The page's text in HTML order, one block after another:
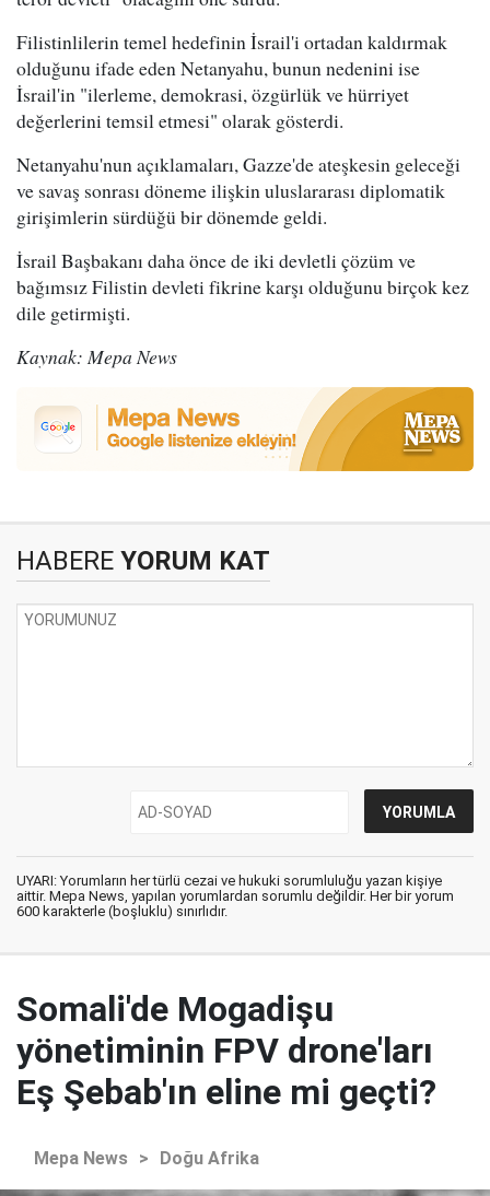
Filistinlilerin temel hedefinin İsrail'i ortadan kaldırmak
olduğunu ifade eden Netanyahu, bunun nedenini ise
İsrail'in "ilerleme, demokrasi, özgürlük ve hürriyet
değerlerini temsil etmesi" olarak gösterdi.
Netanyahu'nun açıklamaları, Gazze'de ateşkesin geleceği
ve savaş sonrası döneme ilişkin uluslararası diplomatik
girişimlerin sürdüğü bir dönemde geldi.
İsrail Başbakanı daha önce de iki devletli çözüm ve
bağımsız Filistin devleti fikrine karşı olduğunu birçok kez
dile getirmişti.
Kaynak: Mepa News
HABERE YORUM KAT
UYARI: Yorumların her türlü cezai ve hukuki sorumluluğu yazan kişiye
aittir. Mepa News, yapılan yorumlardan sorumlu değildir. Her bir yorum
600 karakterle (boşluklu) sınırlıdır.
Somali'de Mogadişu
yönetiminin FPV drone'ları
Eş Şebab'ın eline mi geçti?
Mepa News > Doğu Afrika